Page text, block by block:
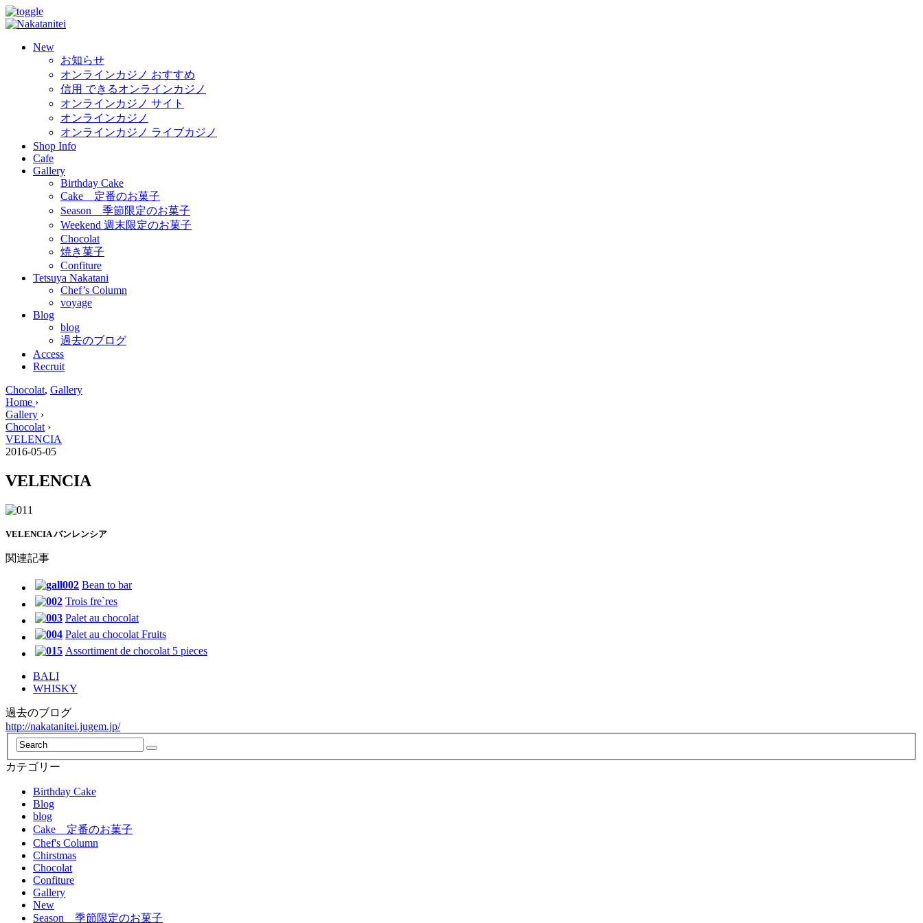
New
お知らせ
オンラインカジノ おすすめ
信用 できるオンラインカジノ
オンラインカジノ サイト
オンラインカジノ
オンラインカジノ ライブカジノ
Shop Info
Cafe
Gallery
Birthday Cake
Cake 定番のお菓子
Season 季節限定のお菓子
Weekend 週末限定のお菓子
Chocolat
焼き菓子
Confiture
Tetsuya Nakatani
Chef’s Column
voyage
Blog
blog
過去のブログ
Access
Recruit
Chocolat, Gallery
Home ›
Gallery ›
Chocolat ›
VELENCIA
2016-05-05
VELENCIA
VELENCIA バンレンシア
関連記事
Bean to bar
Trois fre`res
Palet au chocolat
Palet au chocolat Fruits
Assortiment de chocolat 5 pieces
BALI
WHISKY
過去のブログ
http://nakatanitei.jugem.jp/
カテゴリー
Birthday Cake
Blog
blog
Cake 定番のお菓子
Chef's Column
Chirstmas
Chocolat
Confiture
Gallery
New
Season 季節限定のお菓子